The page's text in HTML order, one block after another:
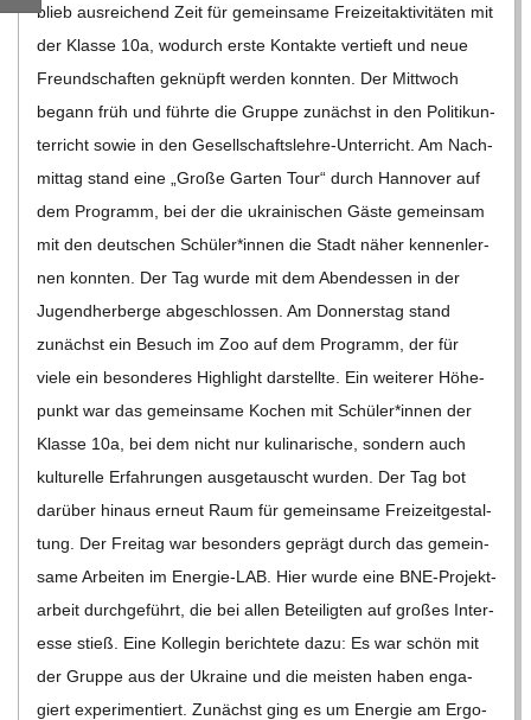
blieb aus­rei­chend Zeit für gemein­same Frei­zeit­ak­ti­vi­tä­ten mit
der Klasse 10a, wodurch erste Kon­takte ver­tieft und neue
Freund­schaf­ten geknüpft wer­den konn­ten. Der Mitt­woch
begann früh und führte die Gruppe zunächst in den Poli­tik­un­
ter­richt sowie in den Gesel­l­­schafts­­­lehre-Unter­richt. Am Nach­
mit­tag stand eine „Große Gar­ten Tour“ durch Han­no­ver auf
dem Pro­gramm, bei der die ukrai­ni­schen Gäste gemein­sam
mit den deut­schen Schüler*innen die Stadt näher ken­nen­ler­
nen konn­ten. Der Tag wurde mit dem Abend­essen in der
Jugend­her­berge abge­schlos­sen. Am Don­ners­tag stand
zunächst ein Besuch im Zoo auf dem Pro­gramm, der für
viele ein beson­de­res High­light dar­stellte. Ein wei­te­rer Höhe­
punkt war das gemein­same Kochen mit Schüler*innen der
Klasse 10a, bei dem nicht nur kuli­na­ri­sche, son­dern auch
kul­tu­relle Erfah­run­gen aus­ge­tauscht wur­den. Der Tag bot
dar­über hin­aus erneut Raum für gemein­same Frei­zeit­ge­stal­
tung. Der Frei­tag war beson­ders geprägt durch das gemein­
same Arbei­ten im Ener­­gie-LAB. Hier wurde eine BNE-Pro­­jek­t­
ar­­beit durch­ge­führt, die bei allen Betei­lig­ten auf gro­ßes Inter­
esse stieß. Eine Kol­le­gin berich­tete dazu: Es war schön mit
der Gruppe aus der Ukraine und die meis­ten haben enga­
giert expe­ri­men­tiert. Zunächst ging es um Ener­gie am Ergo­